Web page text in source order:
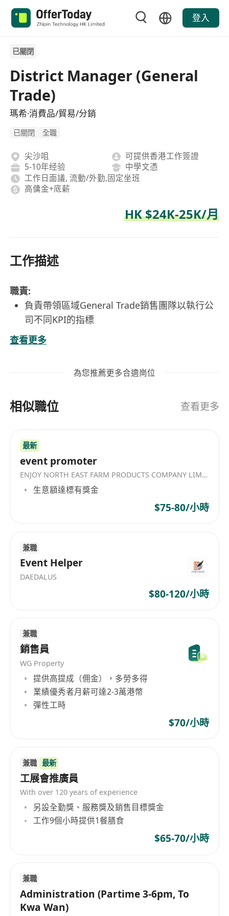
登入
已關閉
District Manager (General
Trade)
瑪希·消費品/貿易/分銷
已關閉 全職
尖沙咀
可提供香港工作簽證
5-10年经验
中學文憑
工作日面議, 流動/外勤,固定坐班
高傭金+底薪
HK $24K-25K/月
工作描述
職責:
負責帶領區域General Trade銷售團隊以執行公
司不同KPI的指標
維護及聯絡客戶，並了解客戶需求，解答客戶查
詢
5年相關General Trade銷售工作經驗，至少２年
有責任心及正面態度
須具備基本電腦操作，例如Excel及Power BI以
分析銷售數據，協助銷售團隊作出相應計劃
可即時上班優先
查看更多
為您推薦更多合適崗位
相似職位 查看更多
最新
event promoter
ENJOY NORTH EAST FARM PRODUCTS COMPANY LIMITED
生意額達標有獎金
$75-80/小時
兼職
Event Helper
DAEDALUS
$80-120/小時
兼職
銷售員
WG Property
提供高提成（佣金），多勞多得
業績優秀者月薪可達2-3萬港幣
彈性工時
$70/小時
兼職 最新
工展會推廣員
With over 120 years of experience
另設全勤獎、服務獎及銷售目標獎金
工作9個小時提供1餐膳食
$65-70/小時
兼職
Administration (Partime 3-6pm, To
Kwa Wan)